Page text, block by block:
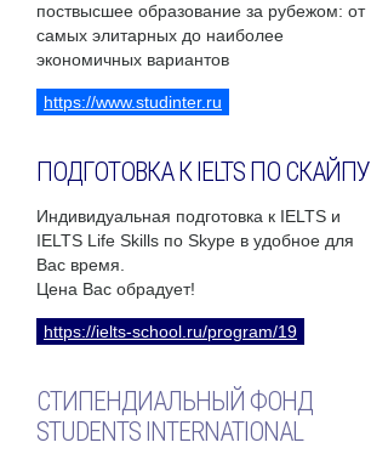
поствысшее образование за рубежом: от
самых элитарных до наиболее
экономичных вариантов
https://www.studinter.ru
ПОДГОТОВКА К IELTS ПО СКАЙПУ
Индивидуальная подготовка к IELTS и
IELTS Life Skills по Skype в удобное для
Вас время.
Цена Вас обрадует!
https://ielts-school.ru/program/19
СТИПЕНДИАЛЬНЫЙ ФОНД
STUDENTS INTERNATIONAL